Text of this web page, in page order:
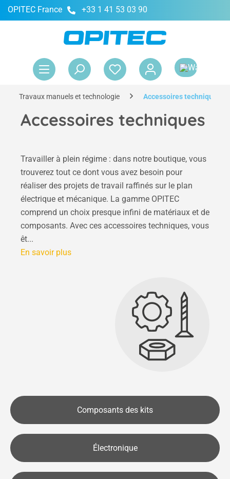
principal
OPITEC France +33 1 41 53 03 90
Travaux manuels et technologie Accessoires techniques
Accessoires techniques
Travailler à plein régime : dans notre boutique, vous
trouverez tout ce dont vous avez besoin pour
réaliser des projets de travail raffinés sur le plan
électrique et mécanique. La gamme OPITEC
comprend un choix presque infini de matériaux et de
composants. Avec ces accessoires techniques, vous
êt...
En savoir plus
Composants des kits
Électronique